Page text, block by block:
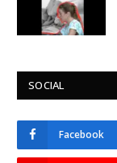
SOCIAL
Facebook